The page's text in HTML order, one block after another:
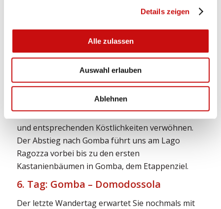
Details zeigen
Alle zulassen
Auswahl erlauben
Ablehnen
Zwischbergental, das Tal der Schmugglerpässe.
Alpe Herd wo noch nach traditioneller Art am
offenen Feuer der Waira Alpkäse hergestellt wird.
Alpen Cagrande und Possetta hinauf zum Passo
Monscera, dem höchsten Punkt der Woche. An
Stelle eines Pick-Nicks lassen wir uns im Riffugio
Gattascosa von Piemonteser Gastfreundschaft
und entsprechenden Köstlichkeiten verwöhnen.
Der Abstieg nach Gomba führt uns am Lago
Ragozza vorbei bis zu den ersten
Kastanienbäumen in Gomba, dem Etappenziel.
6. Tag: Gomba – Domodossola
Der letzte Wandertag erwartet Sie nochmals mit